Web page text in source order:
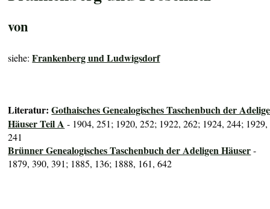
von
siehe:Frankenberg und Ludwigsdorf
Literatur:Gothaisches Genealogisches Taschenbuch der
Häuser Teil A - 1904, 251; 1920, 252; 1922, 262; 1924, 244; 1929,
241
Brünner Genealogisches Taschenbuch der Adeligen Häuser-
1879, 390, 391; 1885, 136; 1888, 161, 642